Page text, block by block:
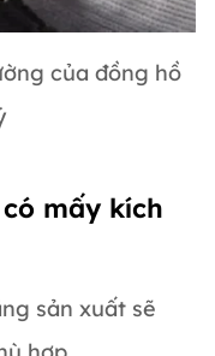
của đồng hồ
mấy kích
sản xuất sẽ